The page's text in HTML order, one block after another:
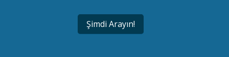
Şimdi Arayın!